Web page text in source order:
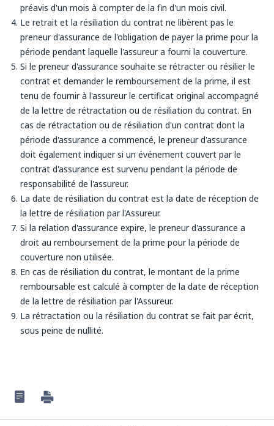
préavis d'un mois à compter de la fin d'un mois civil.
Le retrait et la résiliation du contrat ne libèrent pas le
preneur d'assurance de l'obligation de payer la prime pour la
période pendant laquelle l'assureur a fourni la couverture.
Si le preneur d'assurance souhaite se rétracter ou résilier le
contrat et demander le remboursement de la prime, il est
tenu de fournir à l'assureur le certificat original accompagné
de la lettre de rétractation ou de résiliation du contrat. En
cas de rétractation ou de résiliation d'un contrat dont la
période d'assurance a commencé, le preneur d'assurance
doit également indiquer si un événement couvert par le
contrat d'assurance est survenu pendant la période de
responsabilité de l'assureur.
La date de résiliation du contrat est la date de réception de
la lettre de résiliation par l'Assureur.
Si la relation d'assurance expire, le preneur d'assurance a
droit au remboursement de la prime pour la période de
couverture non utilisée.
En cas de résiliation du contrat, le montant de la prime
remboursable est calculé à compter de la date de réception
de la lettre de résiliation par l'Assureur.
La rétractation ou la résiliation du contrat se fait par écrit,
sous peine de nullité.